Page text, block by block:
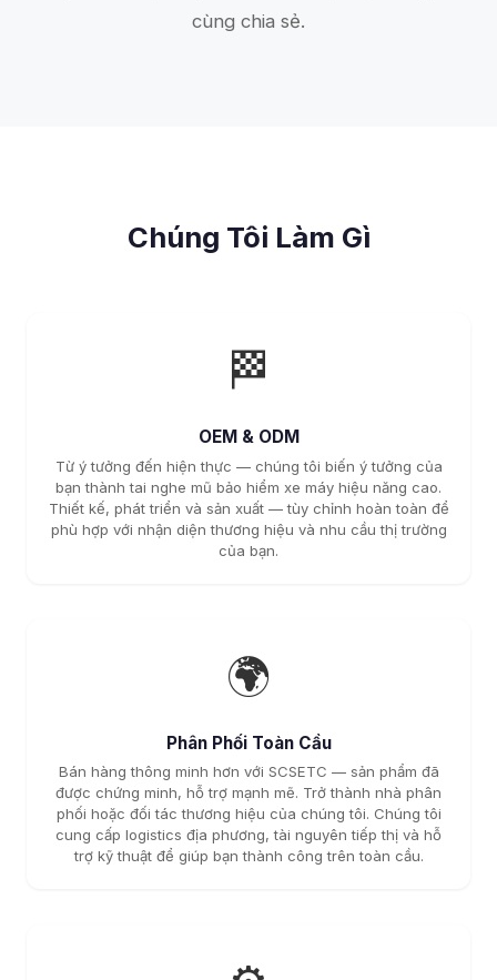
cùng chia sẻ.
Chúng Tôi Làm Gì
🏁
OEM & ODM
Từ ý tưởng đến hiện thực — chúng tôi biến ý tưởng của
bạn thành tai nghe mũ bảo hiểm xe máy hiệu năng cao.
Thiết kế, phát triển và sản xuất — tùy chỉnh hoàn toàn để
phù hợp với nhận diện thương hiệu và nhu cầu thị trường
của bạn.
🌍
Phân Phối Toàn Cầu
Bán hàng thông minh hơn với SCSETC — sản phẩm đã
được chứng minh, hỗ trợ mạnh mẽ. Trở thành nhà phân
phối hoặc đối tác thương hiệu của chúng tôi. Chúng tôi
cung cấp logistics địa phương, tài nguyên tiếp thị và hỗ
trợ kỹ thuật để giúp bạn thành công trên toàn cầu.